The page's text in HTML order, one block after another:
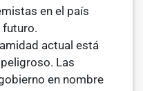
en el país
futuro.
actual está
Las
en nombre